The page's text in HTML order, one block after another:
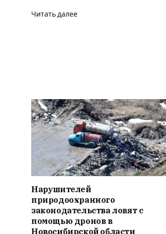
Читать далее
Нарушителей
природоохранного
законодательства ловят с
помощью дронов в
Новосибирской области